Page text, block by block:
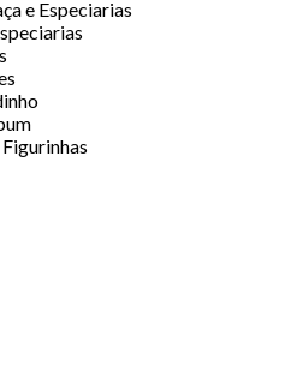
e Especiarias